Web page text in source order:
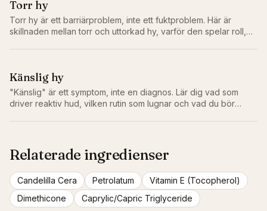
Torr hy
Torr hy är ett barriärproblem, inte ett fuktproblem. Här är
skillnaden mellan torr och uttorkad hy, varför den spelar roll,
Känslig hy
"Känslig" är ett symptom, inte en diagnos. Lär dig vad som
driver reaktiv hud, vilken rutin som lugnar och vad du bör
Relaterade ingredienser
Candelilla Cera Petrolatum
Vitamin E (Tocopherol)
Dimethicone
Caprylic/Capric Triglyceride